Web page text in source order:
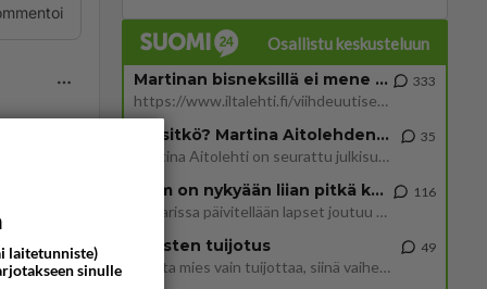
Osallistu keskusteluun
Martinan bisneksillä ei mene hyvin
https://www.iltalehti.fi/viihdeuutiset/a/c46da6ab-340f-4790-aaa7-0865eed2336 Yrityksen konkurssihakemus on tullut kärä
333
Tiesitkö? Martina Aitolehden isäpuoli on tämä suosittu laulaja
Martina Aitolehti on seurattu julkisuuden henkilö. Lähipiiriin mahtuu muitakin tunnettuja henkilöitä. Tiesitkö, että Ma
35
2 km on nykyään liian pitkä koulumatka
Hesarissa päivitellään lapset joutuu nyt kulkemaan 2 km kouluun jösses. Ruostefillarilla tuo matka menee vaikka miten äk
116
Miesten tuijotus
Mutta mies vain tuijottaa, siinä vaiheessa käännän itse pään pois. Mikä juttu? Yleensä jos joku tuijottaa tai katsoo, hä
49
laitetunniste)
sinulle